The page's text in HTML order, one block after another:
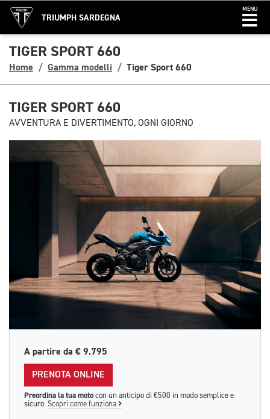
TRIUMPH SARDEGNA
MENU
TIGER SPORT 660
Home Gamma modelli Tiger Sport 660
TIGER SPORT 660
AVVENTURA E DIVERTIMENTO, OGNI GIORNO
A partire da € 9.795
PRENOTA ONLINE
Preordina la tua moto con un anticipo di €500 in modo semplice e
sicuro. Scopri come funziona